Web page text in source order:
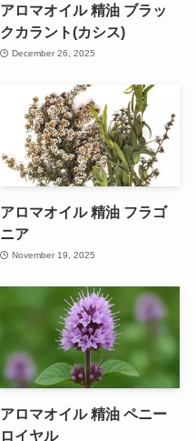
アロマオイル 精油 ブラッ
クカラント(カシス)
December 26, 2025
アロマオイル 精油 フラゴ
ニア
November 19, 2025
アロマオイル 精油 ペニー
ロイヤル